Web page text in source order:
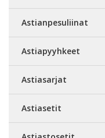
Astianpesuliinat
Astiapyyhkeet
Astiasarjat
Astiasetit